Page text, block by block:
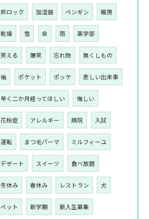
邦ロック 加湿器 ペンギン 暖房
乾燥 雪 傘 雨 薬学部
笑える 爆笑 忘れ物 無くしもの
袖 ポケット ポッケ 悲しい出来事
早く二か月経ってほしい 悔しい
花粉症 アレルギー 病院 入試
運転 まつ毛パーマ ミルフィーユ
デザート スイーツ 食べ放題
冬休み 春休み レストラン 犬
ペット 新学期 新入生募集